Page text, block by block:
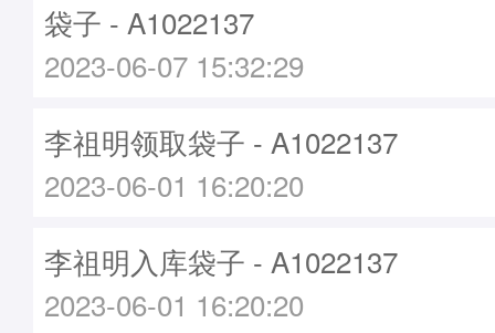
袋子 - A1022137
2023-06-07 15:32:29
李祖明领取袋子 - A1022137
2023-06-01 16:20:20
李祖明入库袋子 - A1022137
2023-06-01 16:20:20